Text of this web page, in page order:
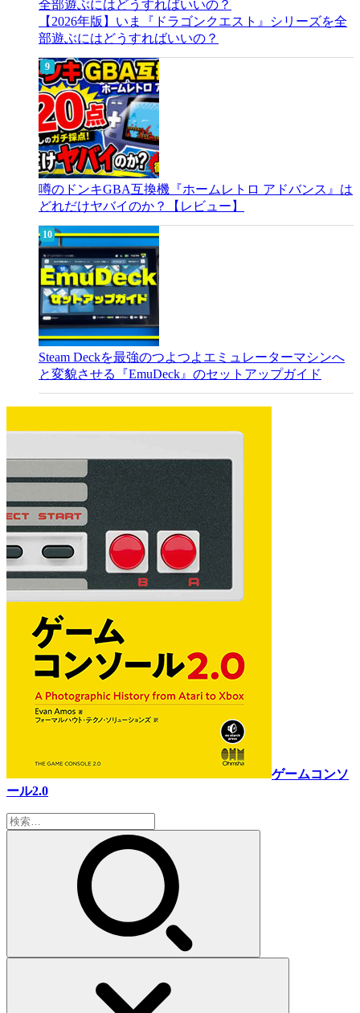
【2026年版】いま『ドラゴンクエスト』シリーズを全
部遊ぶにはどうすればいいの？
噂のドンキGBA互換機『ホームレトロ アドバンス』は
どれだけヤバイのか？【レビュー】
Steam Deckを最強のつよつよエミュレーターマシンへ
と変貌させる『EmuDeck』のセットアップガイド
ゲームコンソ
ール2.0
検
索: